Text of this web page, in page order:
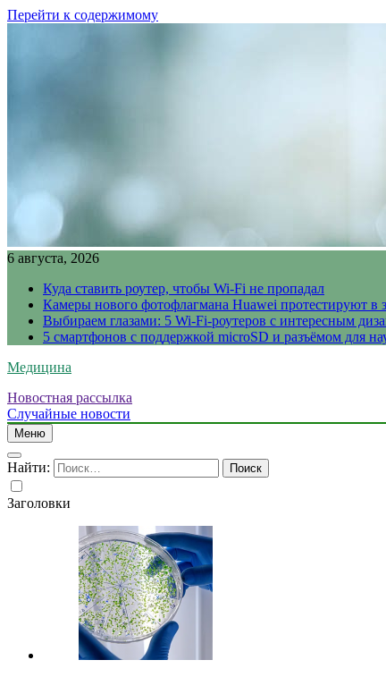
Перейти к содержимому
6 августа, 2026
Куда ставить роутер, чтобы Wi-Fi не пропадал
Камеры нового фотофлагмана Huawei протестируют в
Выбираем глазами: 5 Wi-Fi-роутеров с интересным
5 смартфонов с поддержкой microSD и разъёмом для
Медицина
Новостная рассылка
Случайные новости
Меню
Найти:
Заголовки